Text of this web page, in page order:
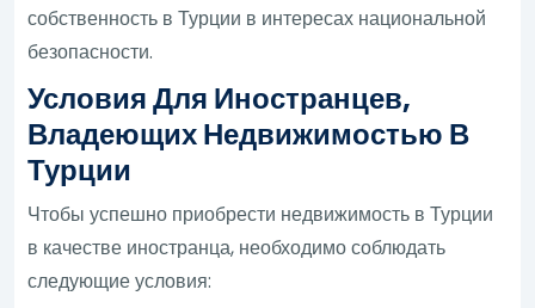
собственность в Турции в интересах национальной
безопасности.
Условия Для Иностранцев,
Владеющих Недвижимостью В
Турции
Чтобы успешно приобрести недвижимость в Турции
в качестве иностранца, необходимо соблюдать
следующие условия: